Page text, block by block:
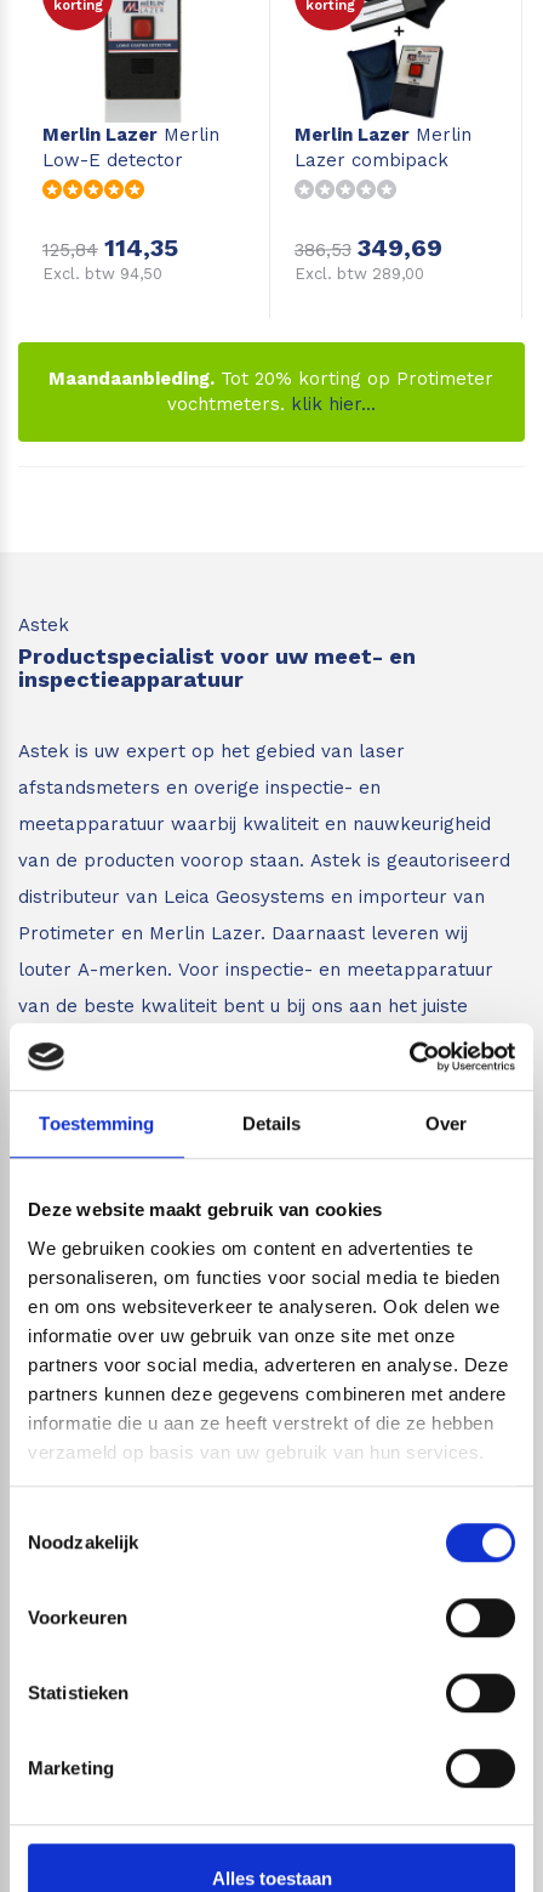
Toestemming Details Over
Deze website maakt gebruik van cookies
We gebruiken cookies om content en advertenties te
personaliseren, om functies voor social media te bieden
en om ons websiteverkeer te analyseren. Ook delen we
informatie over uw gebruik van onze site met onze
partners voor social media, adverteren en analyse. Deze
partners kunnen deze gegevens combineren met andere
informatie die u aan ze heeft verstrekt of die ze hebben
verzameld op basis van uw gebruik van hun services.
Noodzakelijk
Voorkeuren
Statistieken
Marketing
Alles toestaan
Leica Disto S910
Leica DST360
DISTO Plan app
Monitoring
Hygrometers
Accessoires
korting
Merlin Lazer Merlin
Low-E detector
125,84 114,35
Excl. btw 94,50
korting
Merlin Lazer Merlin
Lazer combipack
386,53 349,69
Excl. btw 289,00
Maandaanbieding. Tot 20% korting op Protimeter
vochtmeters. klik hier...
Astek
Productspecialist voor uw meet- en
inspectieapparatuur
Astek is uw expert op het gebied van laser
afstandsmeters en overige inspectie- en
meetapparatuur waarbij kwaliteit en nauwkeurigheid
van de producten voorop staan. Astek is geautoriseerd
distributeur van Leica Geosystems en importeur van
Protimeter en Merlin Lazer. Daarnaast leveren wij
louter A-merken. Voor inspectie- en meetapparatuur
van de beste kwaliteit bent u bij ons aan het juiste
adres.
Bent u minder bekend met de verschillende
inspectie- en meetapparatuur zoals afstandsmeters,
lijnlasers en glasmeters?Wij leveren vakkundig advies
aan iedereen die met onze meetapparatuur gaat
functies? Dan voorzien wij u graag van een goed advies
en helpen wij u bij het vergelijken van de verschillende
modellen om tot de beste keuze te komen. Meer
informatie over specifieke producten kunt u vinden op
de productpagina’s. Mocht u daarna nog vragen hebben
dan kunt u altijd per mail of telefoon contact met ons
opnemen.
Live chat
Maandag t/m zondag tussen: 7:00 uur tot 22:00 uur
Bezorginformatie